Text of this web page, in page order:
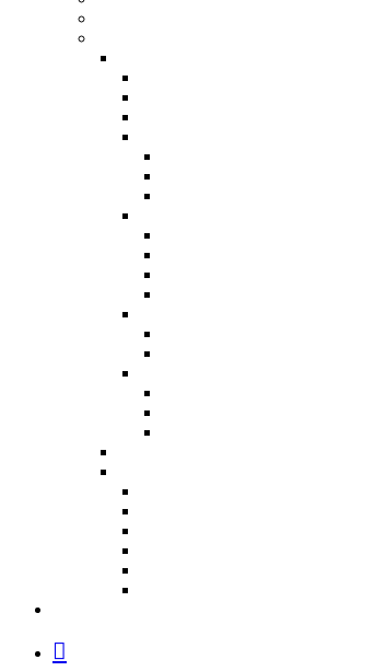
facebook
instagram
medium